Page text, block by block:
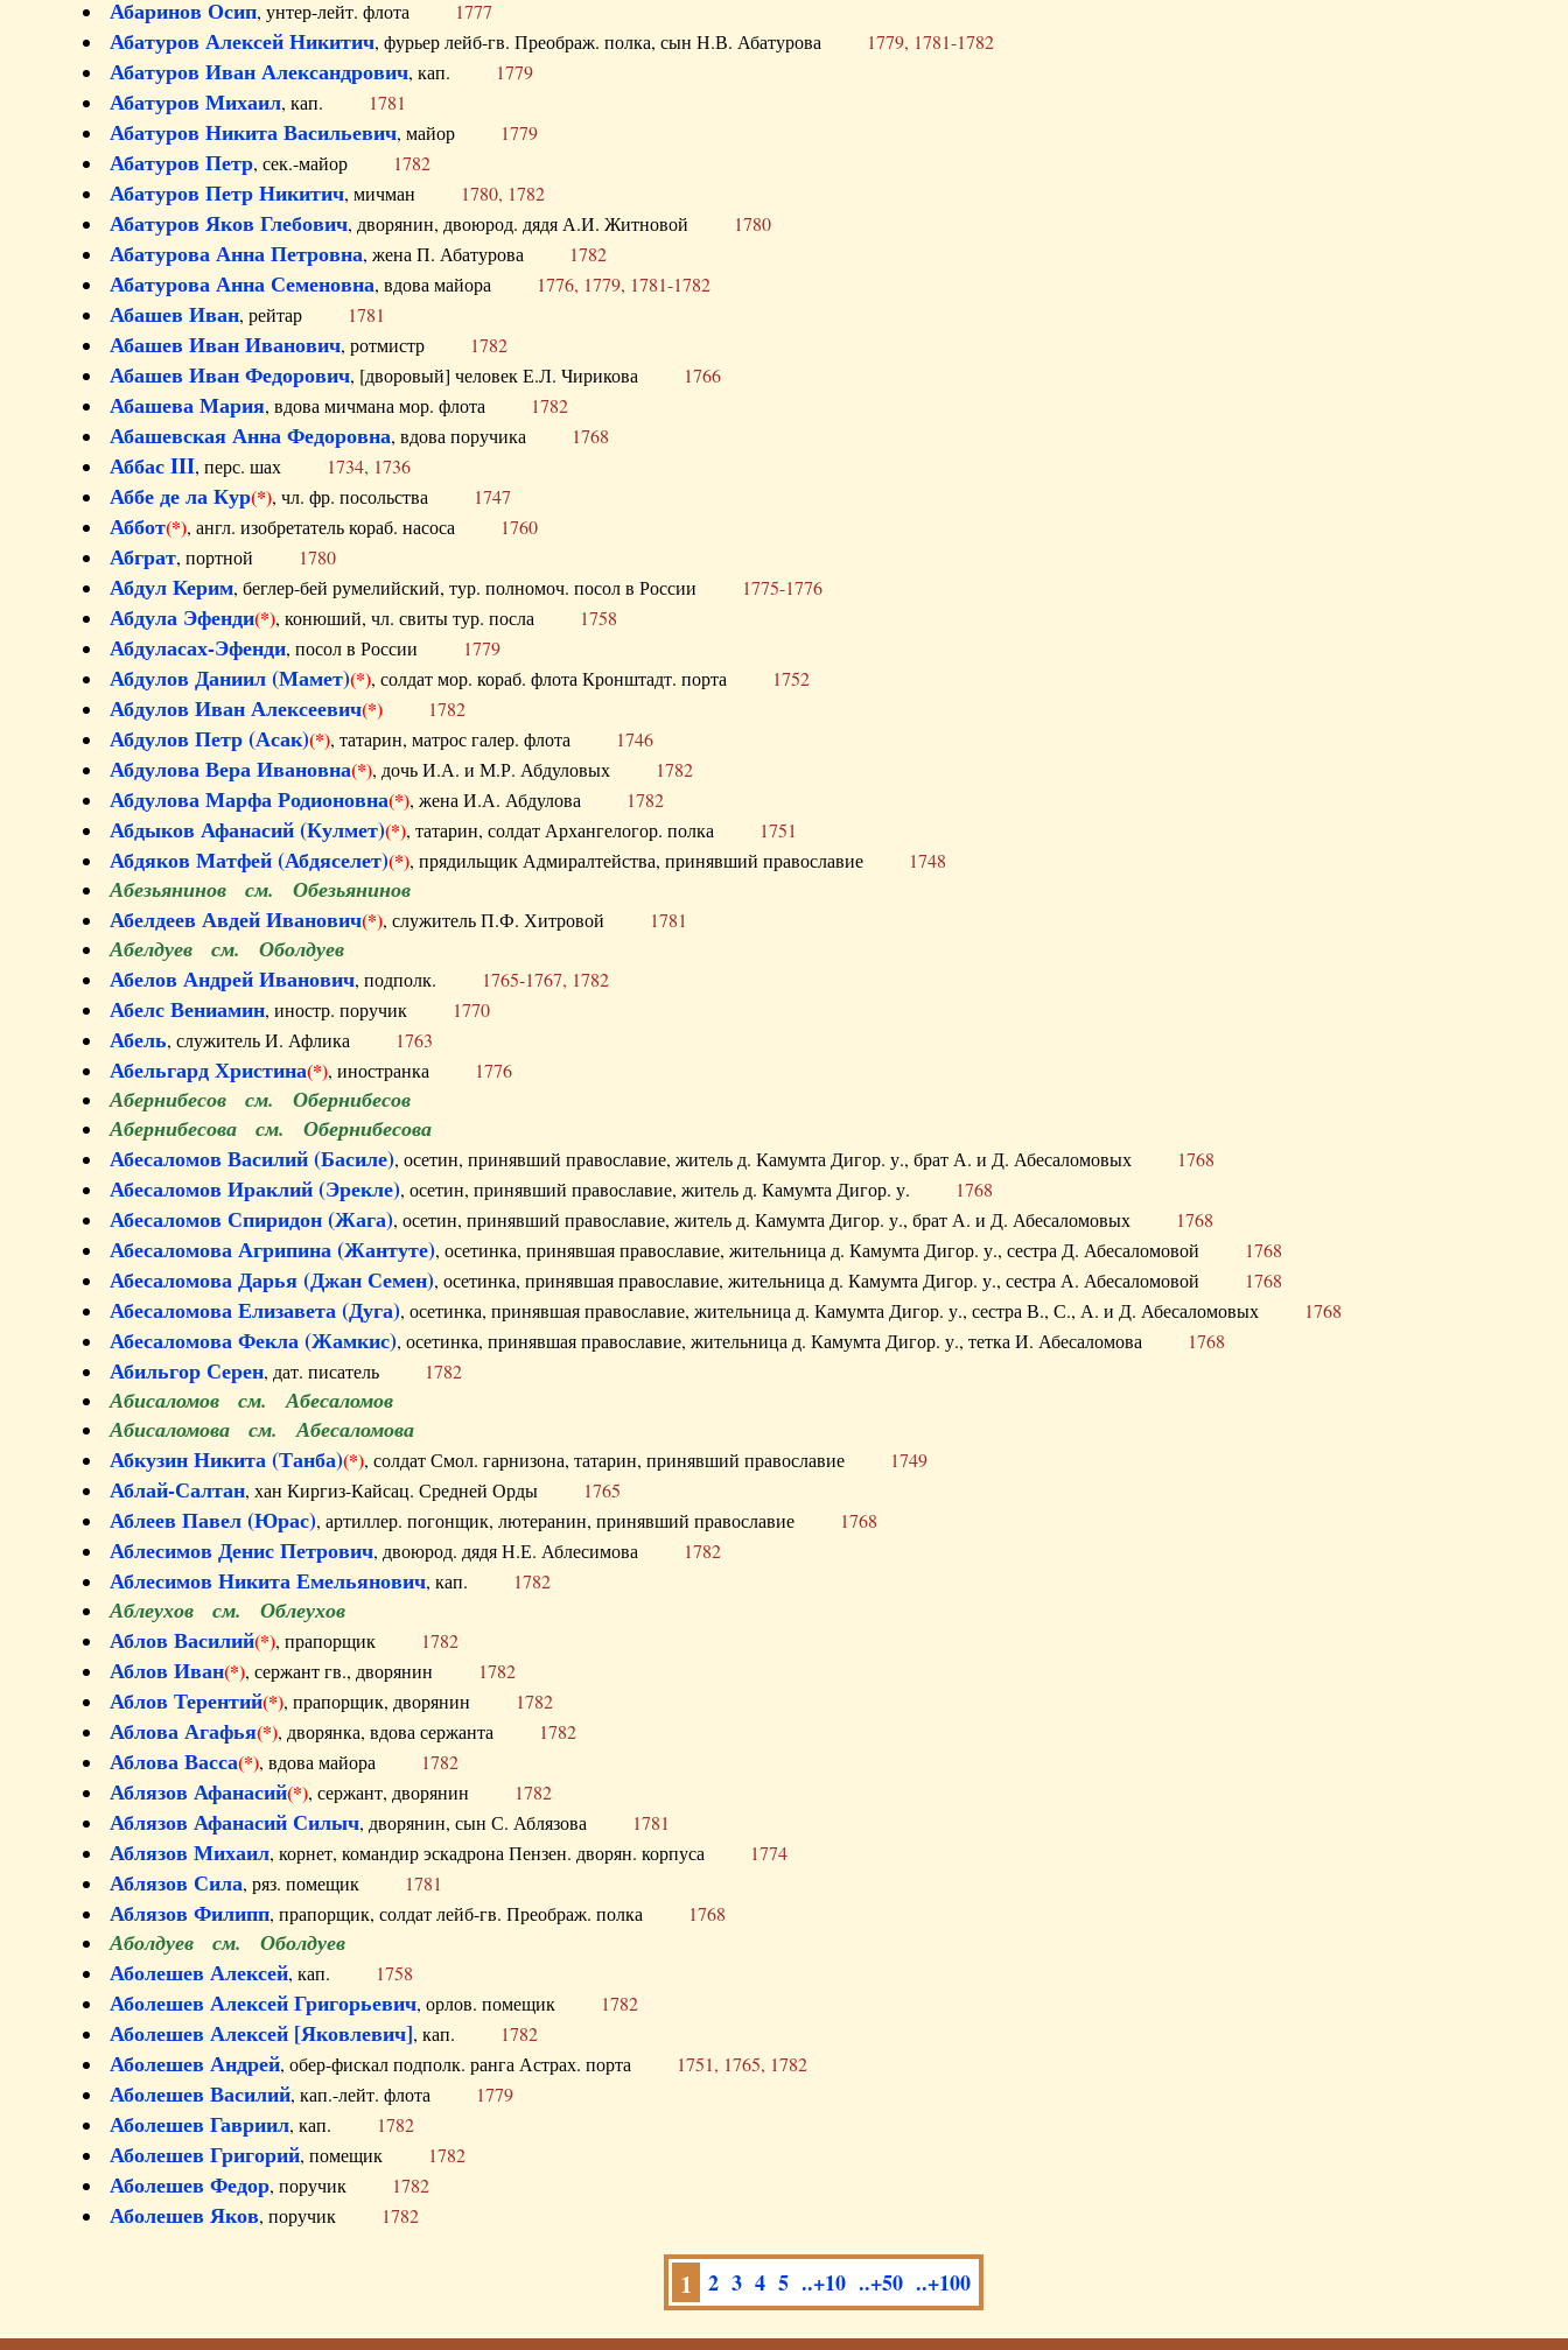
Абаринов Осип, унтер-лейт. флота 1777
Абатуров Алексей Никитич, фурьер лейб-гв. Преображ. полка, сын Н.В. Абатурова 1779, 1781-1782
Абатуров Иван Александрович, кап. 1779
Абатуров Михаил, кап. 1781
Абатуров Никита Васильевич, майор 1779
Абатуров Петр, сек.-майор 1782
Абатуров Петр Никитич, мичман 1780, 1782
Абатуров Яков Глебович, дворянин, двоюрод. дядя А.И. Житновой 1780
Абатурова Анна Петровна, жена П. Абатурова 1782
Абатурова Анна Семеновна, вдова майора 1776, 1779, 1781-1782
Абашев Иван, рейтар 1781
Абашев Иван Иванович, ротмистр 1782
Абашев Иван Федорович, [дворовый] человек Е.Л. Чирикова 1766
Абашева Мария, вдова мичмана мор. флота 1782
Абашевская Анна Федоровна, вдова поручика 1768
Аббас III, перс. шах 1734, 1736
Аббе де ла Кур(*), чл. фр. посольства 1747
Аббот(*), англ. изобретатель кораб. насоса 1760
Абграт, портной 1780
Абдул Керим, беглер-бей румелийский, тур. полномоч. посол в России 1775-1776
Абдула Эфенди(*), конюший, чл. свиты тур. посла 1758
Абдуласах-Эфенди, посол в России 1779
Абдулов Даниил (Мамет)(*), солдат мор. кораб. флота Кронштадт. порта 1752
Абдулов Иван Алексеевич(*) 1782
Абдулов Петр (Асак)(*), татарин, матрос галер. флота 1746
Абдулова Вера Ивановна(*), дочь И.А. и М.Р. Абдуловых 1782
Абдулова Марфа Родионовна(*), жена И.А. Абдулова 1782
Абдыков Афанасий (Кулмет)(*), татарин, солдат Архангелогор. полка 1751
Абдяков Матфей (Абдяселет)(*), прядильщик Адмиралтейства, принявший православие 1748
Абезьянинов см. Обезьянинов
Абелдеев Авдей Иванович(*), служитель П.Ф. Хитровой 1781
Абелдуев см. Оболдуев
Абелов Андрей Иванович, подполк. 1765-1767, 1782
Абелс Вениамин, иностр. поручик 1770
Абель, служитель И. Афлика 1763
Абельгард Христина(*), иностранка 1776
Абернибесов см. Обернибесов
Абернибесова см. Обернибесова
Абесаломов Василий (Басиле), осетин, принявший православие, житель д. Камумта Дигор. у., брат А. и Д. Абесаломовых 1768
Абесаломов Ираклий (Эрекле), осетин, принявший православие, житель д. Камумта Дигор. у. 1768
Абесаломов Спиридон (Жага), осетин, принявший православие, житель д. Камумта Дигор. у., брат А. и Д. Абесаломовых 1768
Абесаломова Агрипина (Жантуте), осетинка, принявшая православие, жительница д. Камумта Дигор. у., сестра Д. Абесаломовой 1768
Абесаломова Дарья (Джан Семен), осетинка, принявшая православие, жительница д. Камумта Дигор. у., сестра А. Абесаломовой 1768
Абесаломова Елизавета (Дуга), осетинка, принявшая православие, жительница д. Камумта Дигор. у., сестра В., С., А. и Д. Абесаломовых 1768
Абесаломова Фекла (Жамкис), осетинка, принявшая православие, жительница д. Камумта Дигор. у., тетка И. Абесаломова 1768
Абильгор Серен, дат. писатель 1782
Абисаломов см. Абесаломов
Абисаломова см. Абесаломова
Абкузин Никита (Танба)(*), солдат Смол. гарнизона, татарин, принявший православие 1749
Аблай-Салтан, хан Киргиз-Кайсац. Средней Орды 1765
Аблеев Павел (Юрас), артиллер. погонщик, лютеранин, принявший православие 1768
Аблесимов Денис Петрович, двоюрод. дядя Н.Е. Аблесимова 1782
Аблесимов Никита Емельянович, кап. 1782
Аблеухов см. Облеухов
Аблов Василий(*), прапорщик 1782
Аблов Иван(*), сержант гв., дворянин 1782
Аблов Терентий(*), прапорщик, дворянин 1782
Аблова Агафья(*), дворянка, вдова сержанта 1782
Аблова Васса(*), вдова майора 1782
Аблязов Афанасий(*), сержант, дворянин 1782
Аблязов Афанасий Силыч, дворянин, сын С. Аблязова 1781
Аблязов Михаил, корнет, командир эскадрона Пензен. дворян. корпуса 1774
Аблязов Сила, ряз. помещик 1781
Аблязов Филипп, прапорщик, солдат лейб-гв. Преображ. полка 1768
Аболдуев см. Оболдуев
Аболешев Алексей, кап. 1758
Аболешев Алексей Григорьевич, орлов. помещик 1782
Аболешев Алексей [Яковлевич], кап. 1782
Аболешев Андрей, обер-фискал подполк. ранга Астрах. порта 1751, 1765, 1782
Аболешев Василий, кап.-лейт. флота 1779
Аболешев Гавриил, кап. 1782
Аболешев Григорий, помещик 1782
Аболешев Федор, поручик 1782
Аболешев Яков, поручик 1782
1 2 3 4 5 ..+10 ..+50 ..+100